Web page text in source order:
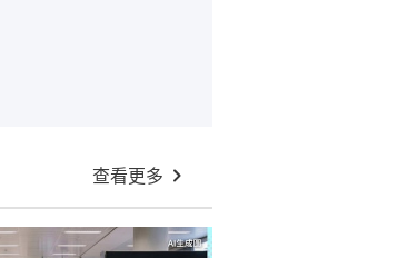
查看更多